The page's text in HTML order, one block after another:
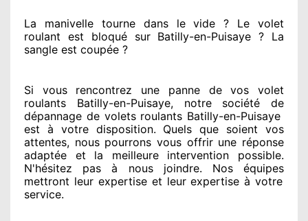
La manivelle tourne dans le vide ? Le volet
roulant est bloquésur Batilly-en-Puisaye ? La
sangle est coupée ?
Si vous rencontrez une panne de vos volet
roulants Batilly-en-Puisaye, notre société de
dépannage de volets roulants Batilly-en-Puisaye
est à votre disposition. Quels que soient vos
attentes, nous pourrons vous offrirune réponse
adaptée et la meilleure intervention possible.
N'hésitez pas à nous joindre. Nos équipes
mettront leur expertiseet leur expertise à votre
service.